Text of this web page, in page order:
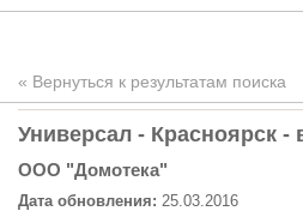
« Вернуться к результатам поиска
Универсал - Красноярск -
ООО "Домотека"
Дата обновления: 25.03.2016